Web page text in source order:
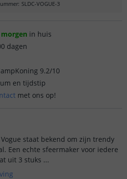
: SLDC-VOGUE-3
morgen in huis
dagen
9.2/10
en tijdstip
met ons op!
staat bekend om zijn trendy
Een echte sfeermaker voor iedere
uit 3 stuks ...